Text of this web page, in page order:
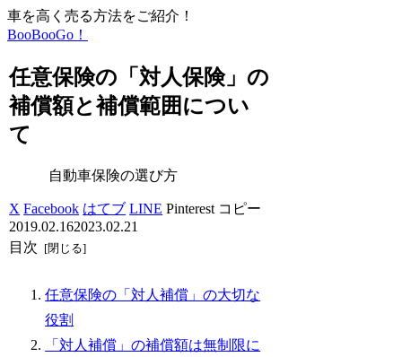
車を高く売る方法をご紹介！
BooBooGo！
任意保険の「対人保険」の
補償額と補償範囲につい
て
自動車保険の選び方
X Facebook はてブ LINE Pinterest コピー
2019.02.162023.02.21
目次
任意保険の「対人補償」の大切な
役割
「対人補償」の補償額は無制限に